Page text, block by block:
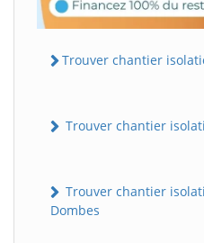
Trouver chantier
Trouver chantier
Trouver chantier
Dombes